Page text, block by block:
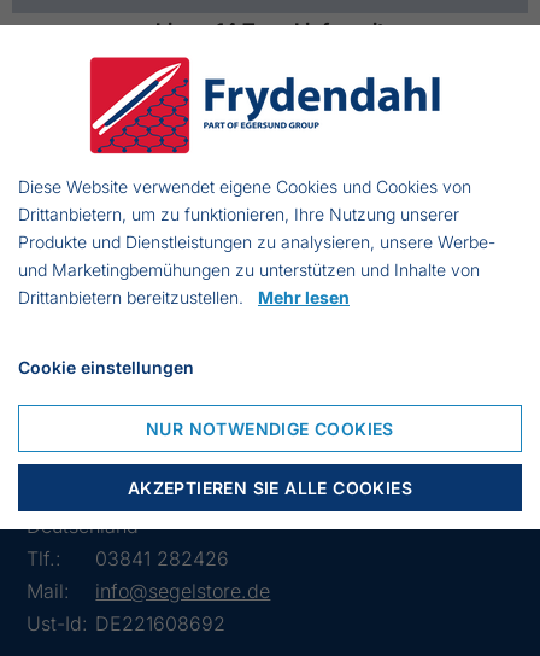
bis zu 14 Tage Lieferzeit
Warme Eskimo Socken
80% Wolle
18% Polyamid
2% Elastan
Lübsche Str. 32
23966 Wismar
Deutschland
Tlf.:
03841 282426
Mail:
info@segelstore.de
Ust-Id: DE221608692
Diese Website verwendet eigene Cookies und Cookies von
Drittanbietern, um zu funktionieren, Ihre Nutzung unserer
Produkte und Dienstleistungen zu analysieren, unsere Werbe-
und Marketingbemühungen zu unterstützen und Inhalte von
Drittanbietern bereitzustellen. Mehr lesen
Cookie einstellungen
NUR NOTWENDIGE COOKIES
AKZEPTIEREN SIE ALLE COOKIES